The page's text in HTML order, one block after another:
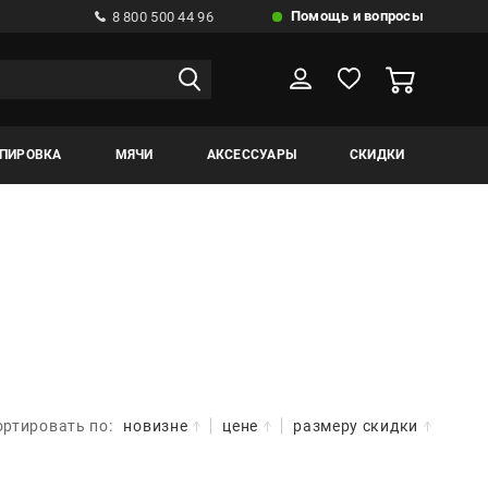
8 800 500 44 96 Помощь и вопросы
МЯЧИ АКСЕССУАРЫ СКИДКИ
по: новизне цене размеру скидки